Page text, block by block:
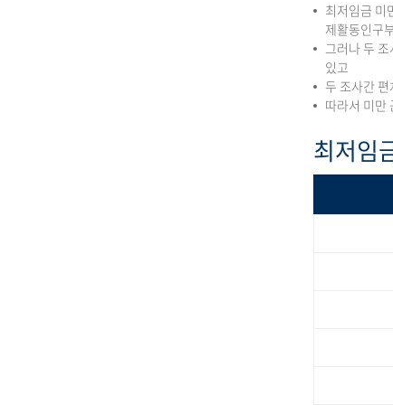
최저임금 미
제활동인구
그러나 두
있고
두 조사간
따라서 미만
최저임